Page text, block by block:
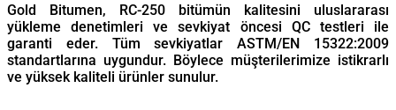
Gold Bitumen, RC-250 bitümün kalitesini uluslararası
yükleme denetimleri ve sevkiyat öncesi QC testleri ile
garanti eder. Tüm sevkiyatlar ASTM/EN 15322:2009
standartlarına uygundur. Böylece müşterilerimize istikrarlı
ve yüksek kaliteli ürünler sunulur.